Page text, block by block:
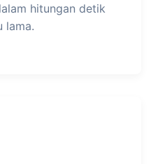
hitungan detik
lama.